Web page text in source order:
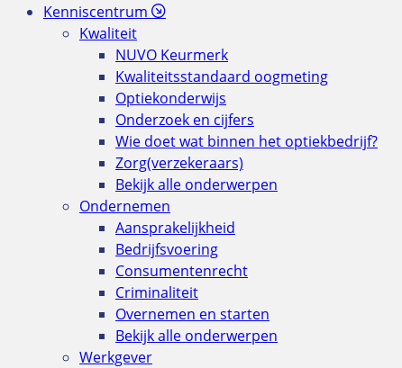
Kenniscentrum
Kwaliteit
NUVO Keurmerk
Kwaliteitsstandaard oogmeting
Optiekonderwijs
Onderzoek en cijfers
Wie doet wat binnen het optiekbedrijf?
Zorg(verzekeraars)
Bekijk alle onderwerpen
Ondernemen
Aansprakelijkheid
Bedrijfsvoering
Consumentenrecht
Criminaliteit
Overnemen en starten
Bekijk alle onderwerpen
Werkgever